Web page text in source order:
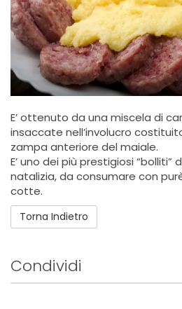
E’ ottenuto da una miscela di
insaccate nell’involucro
zampa anteriore del maiale.
E’ uno dei più prestigiosi “bolliti”
natalizia, da consumare con
cotte.
Torna Indietro
Condividi